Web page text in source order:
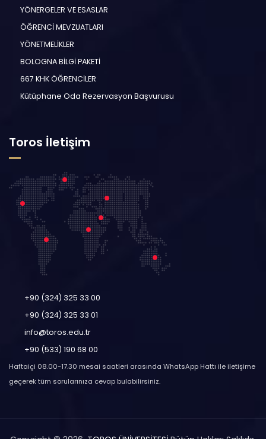
YÖNERGELER VE ESASLAR
ÖĞRENCİ MEVZUATLARI
YÖNETMELİKLER
BOLOGNA BİLGİ PAKETİ
667 KHK ÖĞRENCİLER
Kütüphane Oda Rezervasyon Başvurusu
Toros İletişim
+90 (324) 325 33 00
+90 (324) 325 33 01
info@toros.edu.tr
+90 (533) 190 68 00
Haftaiçi 08.00-17.30 mesai saatleri arasında WhatsApp Hattı ile iletişime
geçerek tüm sorularınıza cevap bulabilirsiniz.